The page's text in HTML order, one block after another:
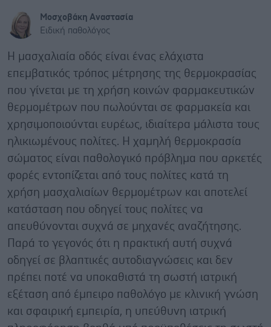
Μοσχοβάκη Αναστασία
Ειδική παθολόγος
Η μασχαλιαία οδός είναι ένας ελάχιστα
επεμβατικός τρόπος μέτρησης της θερμοκρασίας
που γίνεται με τη χρήση κοινών φαρμακευτικών
θερμομέτρων που πωλούνται σε φαρμακεία και
χρησιμοποιούνται ευρέως, ιδιαίτερα μάλιστα τους
ηλικιωμένους πολίτες. Η χαμηλή θερμοκρασία
σώματος είναι παθολογικό πρόβλημα που αρκετές
φορές εντοπίζεται από τους πολίτες κατά τη
χρήση μασχαλιαίων θερμομέτρων και αποτελεί
κατάσταση που οδηγεί τους πολίτες να
απευθύνονται συχνά σε μηχανές αναζήτησης.
Παρά το γεγονός ότι η πρακτική αυτή συχνά
οδηγεί σε βλαπτικές αυτοδιαγνώσεις και δεν
πρέπει ποτέ να υποκαθιστά τη σωστή ιατρική
εξέταση από έμπειρο παθολόγο με κλινική γνώση
και σφαιρική εμπειρία, η υπεύθυνη ιατρική